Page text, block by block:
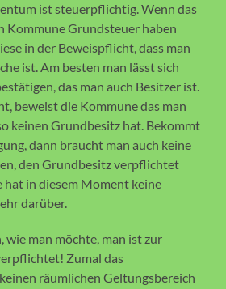
ist steuerpflichtig. Wenn das
Kommune Grundsteuer haben
in der Beweispflicht, dass man
ist. Am besten man lässt sich
das man auch Besitzer ist.
beweist die Kommune das man
keinen Grundbesitz hat. Bekommt
dann braucht man auch keine
den Grundbesitz verpflichtet
hat in diesem Moment keine
darüber.
wie man möchte, man ist zur
Zumal das
räumlichen Geltungsbereich